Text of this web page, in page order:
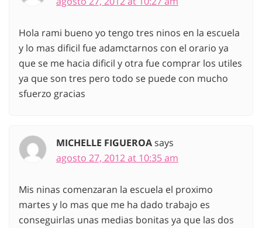
Hola rami bueno yo tengo tres ninos en la escuela
y lo mas dificil fue adamctarnos con el orario ya
que se me hacia dificil y otra fue comprar los utiles
ya que son tres pero todo se puede con mucho
sfuerzo gracias
MICHELLE FIGUEROAsays
agosto 27, 2012 at 10:35 am
Mis ninas comenzaran la escuela el proximo
martes y lo mas que me ha dado trabajo es
conseguirlas unas medias bonitas ya que las dos